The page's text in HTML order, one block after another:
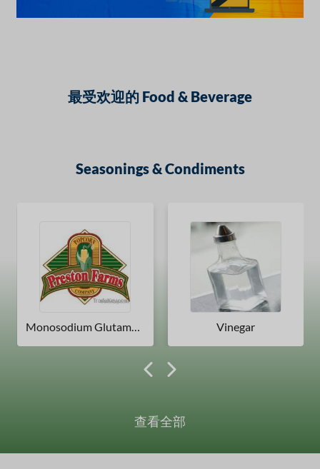
最受欢迎的 Food & Beverage
Seasonings & Condiments
Monosodium Glutamate Vinegar
查看全部